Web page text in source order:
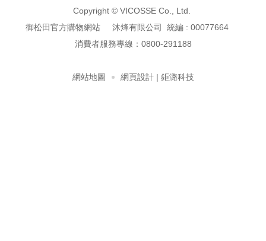
Copyright © VICOSSE Co., Ltd.
御松田官方購物網站 沐烽有限公司 統編 : 00077664
消費者服務專線： 0800-291188
網站地圖 網頁設計| 鉅潞科技